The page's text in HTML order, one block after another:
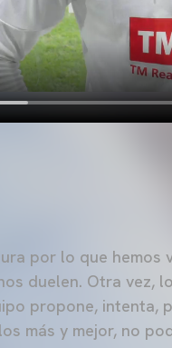
por lo que
duelen. Otra vez,
propone,
más y mejor, no